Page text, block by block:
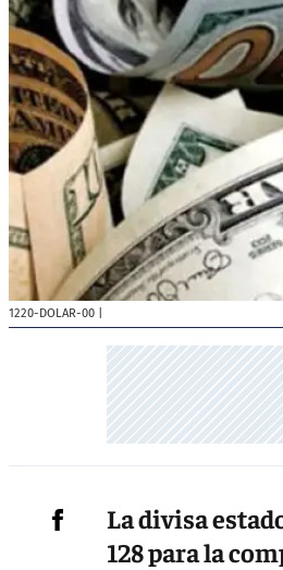
1220-DOLAR-00
La divisa
128 para la